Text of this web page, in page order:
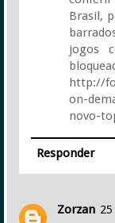
Brasil,
jogos
http://
on-
novo-
Responder
Zorzan